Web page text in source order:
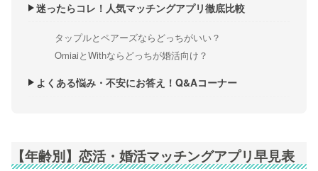
迷ったらコレ！人気マッチングアプリ徹底比較
タップルとペアーズならどっちがいい？
OmiaiとWithならどっちが婚活向け？
よくある悩み・不安にお答え！Q&Aコーナー
【年齢別】恋活・婚活マッチングアプリ早見表